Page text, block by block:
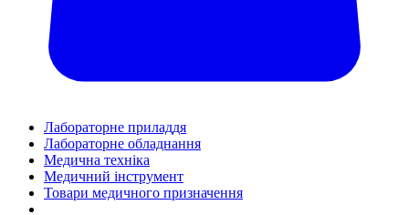
Лабораторне приладдя
Лабораторне обладнання
Медична техніка
Медичний інструмент
Товари медичного призначення